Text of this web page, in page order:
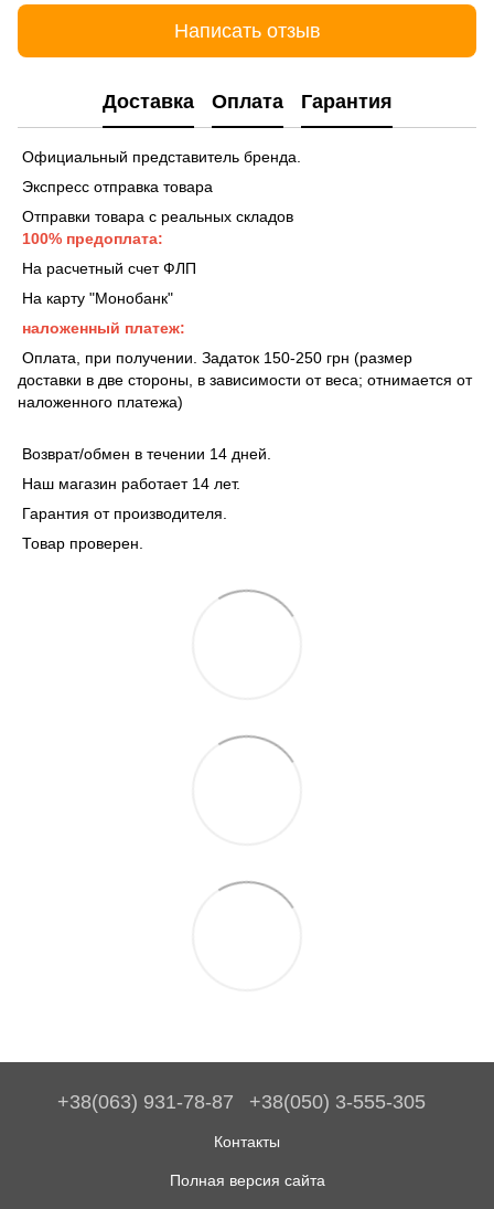
Написать отзыв
Доставка Оплата Гарантия
Официальный представитель бренда.
Экспресс отправка товара
Отправки товара с реальных складов
100% предоплата:
На расчетный счет ФЛП
На карту "Монобанк"
наложенный платеж:
Оплата, при получении. Задаток 150-250 грн (размер
доставки в две стороны, в зависимости от веса; отнимается от
наложенного платежа)
Возврат/обмен в течении 14 дней.
Наш магазин работает 14 лет.
Гарантия от производителя.
Товар проверен.
+38(063) 931-78-87 +38(050) 3-555-305
Контакты
Полная версия сайта